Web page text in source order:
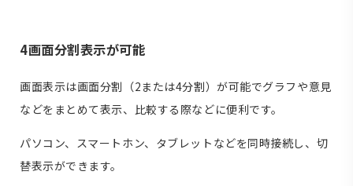
4画面分割表示が可能
画面表示は画面分割（2または4分割）が可能でグラフや意見
などをまとめて表示、比較する際などに便利です。
パソコン、スマートホン、タブレットなどを同時接続し、切
替表示ができます。